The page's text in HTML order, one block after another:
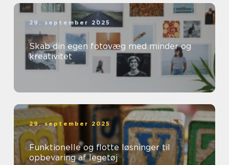
29. september 2025
Skab din egen fotovæg med minder og
kreativitet
29. september 2025
Funktionelle og flotte løsninger til
opbevaring af legetøj